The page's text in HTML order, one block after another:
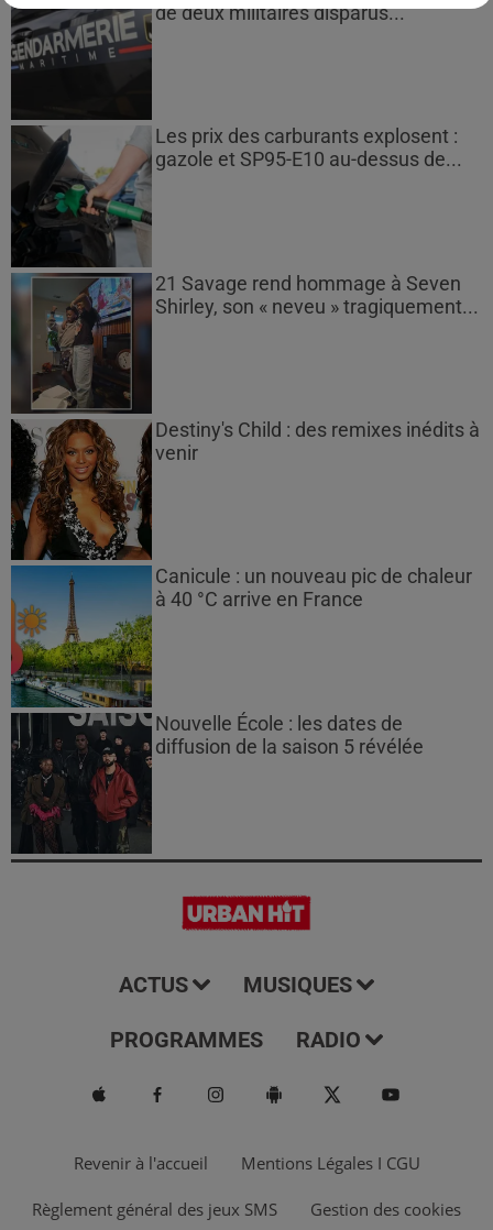
de deux militaires disparus...
Les prix des carburants explosent :
gazole et SP95-E10 au-dessus de...
21 Savage rend hommage à Seven
Shirley, son « neveu » tragiquement...
Destiny's Child : des remixes inédits à
venir
Canicule : un nouveau pic de chaleur
à 40 °C arrive en France
Nouvelle École : les dates de
diffusion de la saison 5 révélée
ACTUS MUSIQUES
PROGRAMMES RADIO
Revenir à l'accueil Mentions Légales I CGU
Règlement général des jeux SMS Gestion des cookies